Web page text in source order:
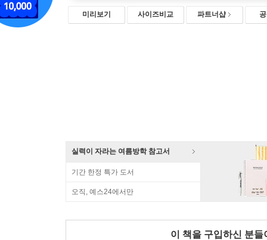
미리보기 사이즈비교 파트너샵
실력이 자라는 여름방학 참고서
기간 한정 특가 도서
오직, 예스24에서만
이 책을 구입하신 분